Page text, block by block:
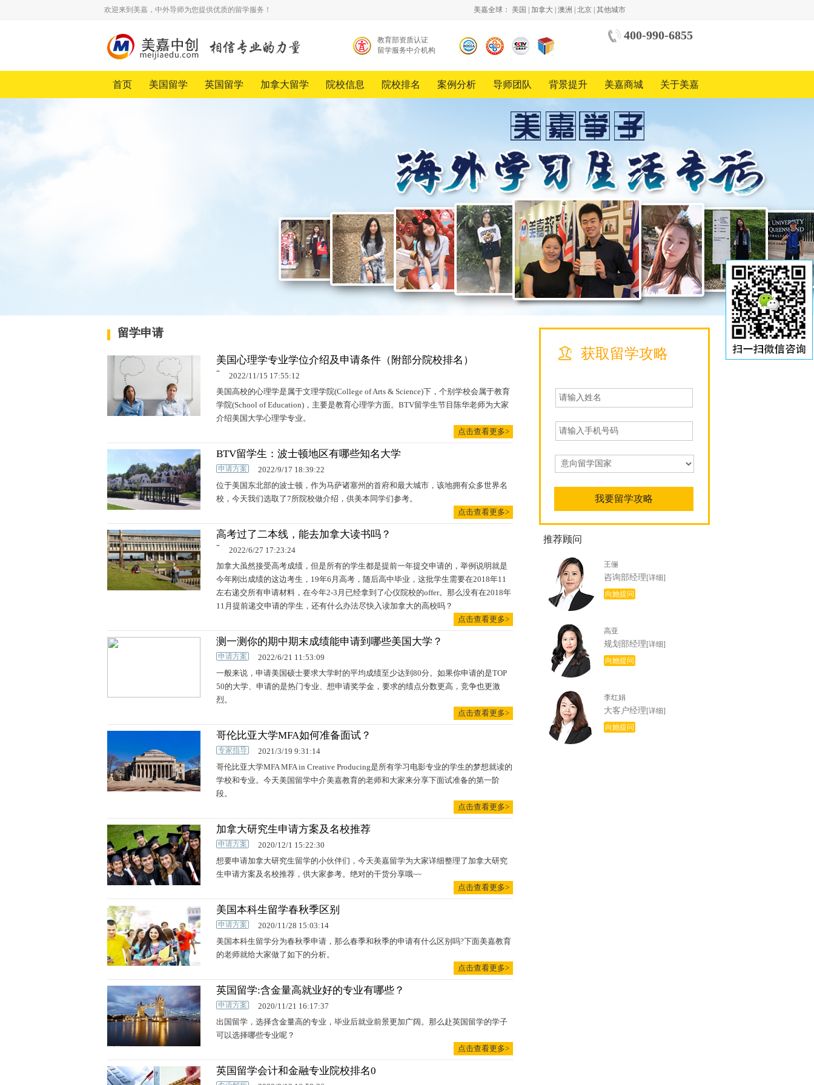
欢迎来到美嘉，中外导师为您提供优质的留学服务！ 美嘉全球： 美国 加拿大 澳洲 北京 其他城市
400-990-6855
教育部资质认证
留学服务中介机构
留学
服务
行业
品牌
创新
发展
越》
栏目
合作
国际
教育
基金
中国
地区
合作
方
首页 美国留学 英国留学 加拿大留学 院校信息 院校排名 案例分析 导师团队 背景提升 美嘉商城 关于美嘉
留学申请
美国心理学专业学位介绍及申请条件（附部分院校排名）
2022/11/15 17:55:12
美国高校的心理学是属于文理学院(College of Arts & Science)下，个别学校会属于教育
学院(School of Education)，主要是教育心理学方面。BTV留学生节目陈华老师为大家
介绍美国大学心理学专业。
点击查看更多>
BTV留学生：波士顿地区有哪些知名大学
申请方案
2022/9/17 18:39:22
位于美国东北部的波士顿，作为马萨诸塞州的首府和最大城市，该地拥有众多世界名
校，今天我们选取了7所院校做介绍，供美本同学们参考。
点击查看更多>
高考过了二本线，能去加拿大读书吗？
2022/6/27 17:23:24
加拿大虽然接受高考成绩，但是所有的学生都是提前一年提交申请的，举例说明就是
今年刚出成绩的这边考生，19年6月高考，随后高中毕业，这批学生需要在2018年11
左右递交所有申请材料，在今年2-3月已经拿到了心仪院校的offer。那么没有在2018年
11月提前递交申请的学生，还有什么办法尽快入读加拿大的高校吗？
点击查看更多>
测一测你的期中期末成绩能申请到哪些美国大学？
申请方案
2022/6/21 11:53:09
一般来说，申请美国硕士要求大学时的平均成绩至少达到80分。如果你申请的是TOP
50的大学、申请的是热门专业、想申请奖学金，要求的绩点分数更高，竞争也更激
烈。
点击查看更多>
哥伦比亚大学MFA如何准备面试？
专家指导
2021/3/19 9:31:14
哥伦比亚大学MFA MFA in Creative Producing是所有学习电影专业的学生的梦想就读的
学校和专业。今天美国留学中介美嘉教育的老师和大家来分享下面试准备的第一阶
段。
点击查看更多>
加拿大研究生申请方案及名校推荐
申请方案
2020/12/1 15:22:30
想要申请加拿大研究生留学的小伙伴们，今天美嘉留学为大家详细整理了加拿大研究
生申请方案及名校推荐，供大家参考。绝对的干货分享哦~~
点击查看更多>
美国本科生留学春秋季区别
申请方案
2020/11/28 15:03:14
美国本科生留学分为春秋季申请，那么春季和秋季的申请有什么区别吗?下面美嘉教育
的老师就给大家做了如下的分析。
点击查看更多>
英国留学:含金量高就业好的专业有哪些？
申请方案
2020/11/21 16:17:37
出国留学，选择含金量高的专业，毕业后就业前景更加广阔。那么赴英国留学的学子
可以选择哪些专业呢？
点击查看更多>
英国留学会计和金融专业院校排名0
获取留学攻略
推荐顾问
王俪
咨询部经理 [详细]
向她提问
高亚
规划部经理 [详细]
向她提问
李红娟
大客户经理 [详细]
向她提问